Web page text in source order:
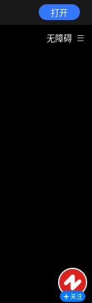
打开
无障碍
关注